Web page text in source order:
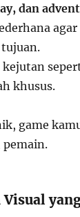
dan
khusus.
game
Visual